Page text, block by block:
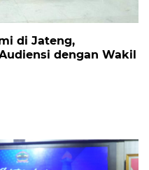
di Jateng,
dengan Wakil